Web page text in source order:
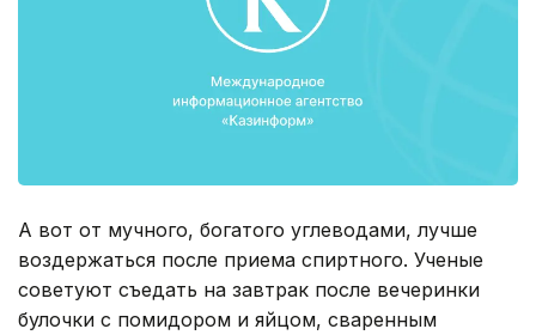
А вот от мучного, богатого углеводами, лучше
воздержаться после приема спиртного. Ученые
советуют съедать на завтрак после вечеринки
булочки с помидором и яйцом, сваренным